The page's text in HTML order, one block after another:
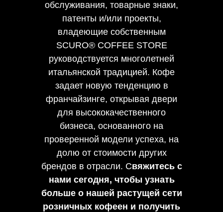
обслуживания, товарные знаки,
патенты и/или проекты,
владеющие собственным
SCURO® COFFEE STORE
руководствуется многолетней
итальянской традицией. Кофе
задает новую тенденцию в
франчайзинге, открывая двери
для высококачественного
бизнеса, основанного на
проверенной модели успеха, на
долю от стоимости других
брендов в отрасли. Свяжитесь с
нами сегодня, чтобы узнать
больше о нашей растущей сети
розничных кофеен и получить